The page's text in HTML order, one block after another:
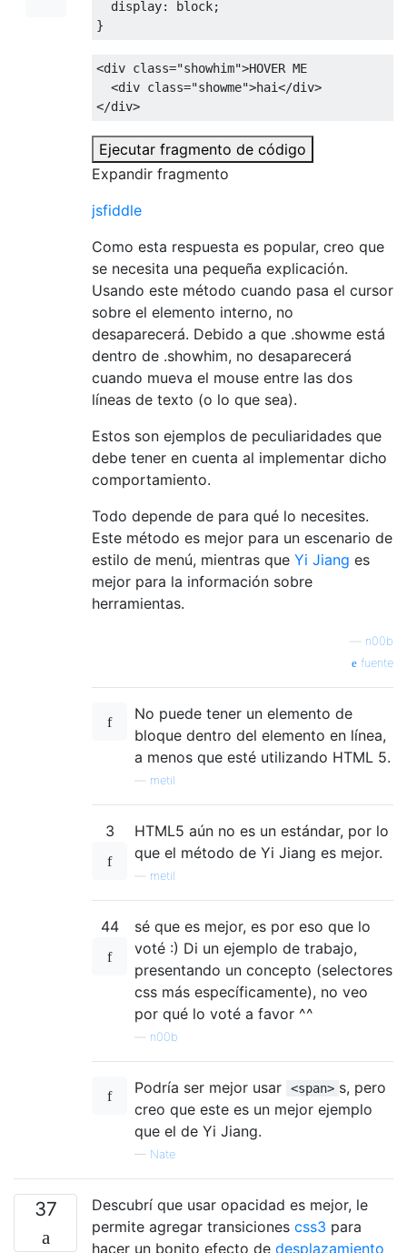
display: block;
}
<div class="showhim">HOVER ME
<div class="showme">hai</div>
</div>
Ejecutar fragmento de código
Expandir fragmento
jsfiddle
Como esta respuesta es popular, creo que
se necesita una pequeña explicación.
Usando este método cuando pasa el cursor
sobre el elemento interno, no
desaparecerá. Debido a que .showme está
dentro de .showhim, no desaparecerá
cuando mueva el mouse entre las dos
líneas de texto (o lo que sea).
Estos son ejemplos de peculiaridades que
debe tener en cuenta al implementar dicho
comportamiento.
Todo depende de para qué lo necesites.
Este método es mejor para un escenario de
estilo de menú, mientras que Yi Jiang es
mejor para la información sobre
herramientas.
n00b
fuente
No puede tener un elemento de
bloque dentro del elemento en línea,
a menos que esté utilizando HTML 5.
metil
3
HTML5 aún no es un estándar, por lo
que el método de Yi Jiang es mejor.
metil
44
sé que es mejor, es por eso que lo
voté :) Di un ejemplo de trabajo,
presentando un concepto (selectores
css más específicamente), no veo
por qué lo voté a favor ^^
n00b
Podría ser mejor usar <span> s, pero
creo que este es un mejor ejemplo
que el de Yi Jiang.
— Nate
37
Descubrí que usar opacidad es mejor, le
permite agregar transiciones css3 para
hacer un bonito efecto de desplazamiento